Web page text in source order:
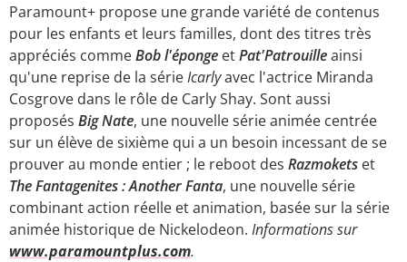
Paramount+ propose une grande variété de contenus
pour les enfants et leurs familles, dont des titres très
appréciés commeBob l'éponge etPat'Patrouilleainsi
qu'une reprise de la sérieIcarlyavec l'actrice Miranda
Cosgrove dans le rôle de Carly Shay. Sont aussi
proposés Big Nate, une nouvelle série animée centrée
sur un élève de sixième qui a un besoin incessant de se
prouver au monde entier ; le reboot des Razmokets et
The Fantagenites : Another Fanta, une nouvelle série
combinant action réelle et animation, basée sur la série
animée historique de Nickelodeon. Informations sur
www.paramountplus.com.